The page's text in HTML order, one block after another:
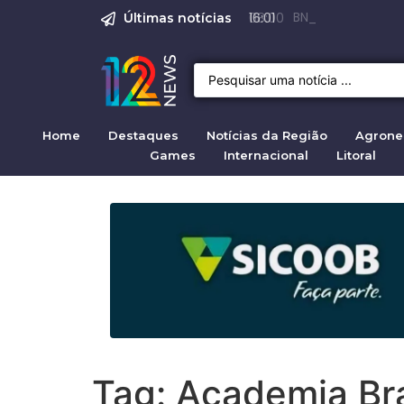
Últimas notícias 08:00 BNDES aprova R$
Justiça de SP
Emprego em
Empregos em
Crise migratória
Home Destaques Notícias da Região
Games
Internacional Litoral
Tag: Academia